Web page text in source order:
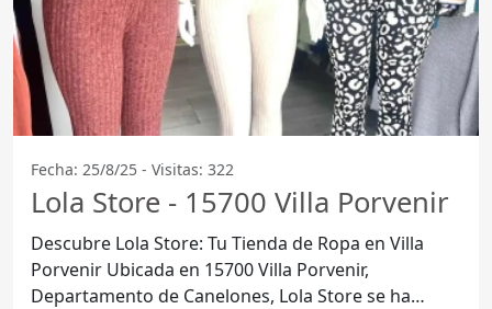
Fecha: 25/8/25 - Visitas: 322
Lola Store - 15700 Villa Porvenir
Descubre Lola Store: Tu Tienda de Ropa en Villa
Porvenir Ubicada en 15700 Villa Porvenir,
Departamento de Canelones, Lola Store se ha